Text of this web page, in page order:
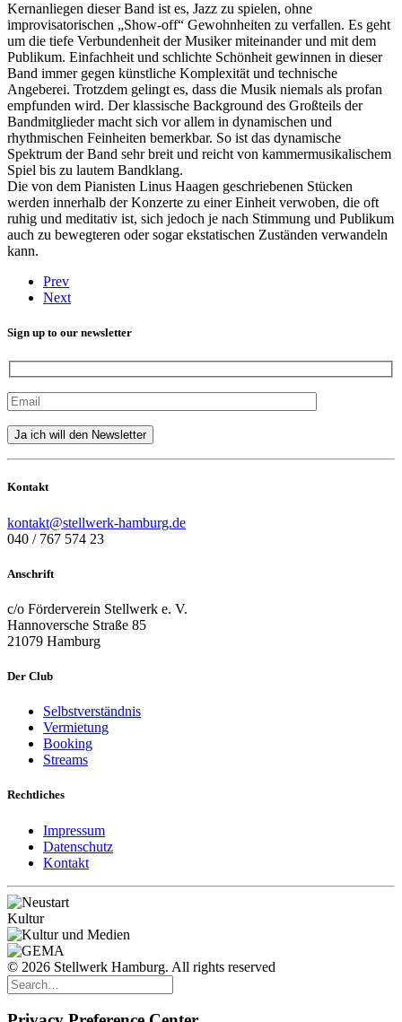
Kernanliegen dieser Band ist es, Jazz zu spielen, ohne
improvisatorischen „Show-off“ Gewohnheiten zu verfallen. Es geht
um die tiefe Verbundenheit der Musiker miteinander und mit dem
Publikum. Einfachheit und schlichte Schönheit gewinnen in dieser
Band immer gegen künstliche Komplexität und technische
Angeberei. Trotzdem gelingt es, dass die Musik niemals als profan
empfunden wird. Der klassische Background des Großteils der
Bandmitglieder macht sich vor allem in dynamischen und
rhythmischen Feinheiten bemerkbar. So ist das dynamische
Spektrum der Band sehr breit und reicht von kammermusikalischem
Spiel bis zu lautem Bandklang.
Die von dem Pianisten Linus Haagen geschriebenen Stücken
werden innerhalb der Konzerte zu einer Einheit verwoben, die oft
ruhig und meditativ ist, sich jedoch je nach Stimmung und Publikum
auch zu bewegteren oder sogar ekstatischen Zuständen verwandeln
kann.
Prev
Next
Sign up to our newsletter
Kontakt
kontakt@stellwerk-hamburg.de
040 / 767 574 23
Anschrift
c/o Förderverein Stellwerk e. V.
Hannoversche Straße 85
21079 Hamburg
Der Club
Selbstverständnis
Vermietung
Booking
Streams
Rechtliches
Impressum
Datenschutz
Kontakt
© 2026 Stellwerk Hamburg. All rights reserved